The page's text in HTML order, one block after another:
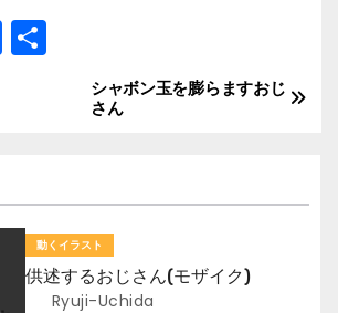
F
a
o
共
シャボン玉を膨らますおじ
さん
動くイラスト
供述するおじさん(モザイク)
Ryuji-Uchida